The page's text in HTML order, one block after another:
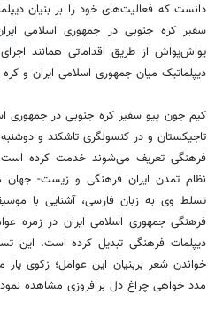
دانست که فعالیت‌های خود را بر بنیان
سفیر کره جنوبی در جمهوری اسلامی
یواش‌یواش از طریق اقداماتی همانند
دیپلماتیک میان جمهوری اسلامی ایران و
کیم جون پیو سفیر کره جنوبی در جمهوری
تاجیکستان و در کنسولگری تاشکند و
فرهنگی تعریف می‌شوند خدمت کرده
نظام تمدن ایران فرهنگی و زیست- جهان
تسلط وی به زبان فارسی، آشنایی با
فرهنگی جمهوری اسلامی ایران در زمره
دیپلمات فرهنگی تبدیل کرده است. این
خواندن شعر بربنیان این عوامل؛ زکوی یار
مدد خواهی چراغ دل برافروزی مشاهده